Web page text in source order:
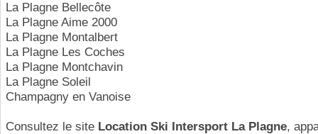
La Plagne Bellecôte
La Plagne Aime 2000
La Plagne Montalbert
La Plagne Les Coches
La Plagne Montchavin
La Plagne Soleil
Champagny en Vanoise
Consultez le site Location Ski Intersport La Plagne,